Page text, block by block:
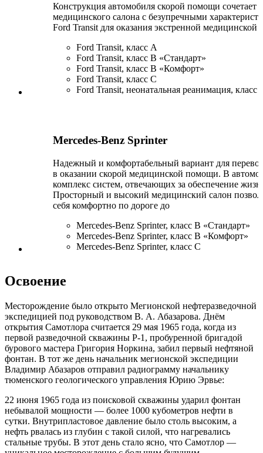
Конструкция автомобиля скорой помощи сочетает
медицинского салона с безупречными
Ford Transit для оказания экстренной
Ford Transit, класс А
Ford Transit, класс В «Стандарт»
Ford Transit, класс В «Комфорт»
Ford Transit, класс C
Ford Transit, неонатальная реанимация, класс
Mercedes-Benz Sprinter
Надежный и комфортабельный вариант для
в оказании скорой медицинской помощи. В
комплекс систем, отвечающих за обеспечение
Просторный и высокий медицинский салон
себя комфортно по дороге до
Mercedes-Benz Sprinter, класс В «Стандарт»
Mercedes-Benz Sprinter, класс В «Комфорт»
Mercedes-Benz Sprinter, класс C
Освоение
Месторождение было открыто Мегионской нефтеразведочной
экспедицией под руководством В. А. Абазарова. Днём
открытия Самотлора считается 29 мая 1965 года, когда из
первой разведочной скважины Р-1, пробуренной бригадой
бурового мастера Григория Норкина, забил первый нефтяной
фонтан. В тот же день начальник мегионской экспедиции
Владимир Абазаров отправил радиограмму начальнику
тюменского геологического управления Юрию Эрвье:
22 июня 1965 года из поисковой скважины ударил фонтан
небывалой мощности — более 1000 кубометров нефти в
сутки. Внутрипластовое давление было столь высоким, а
нефть рвалась из глубин с такой силой, что нагревались
стальные трубы. В этот день стало ясно, что Самотлор —